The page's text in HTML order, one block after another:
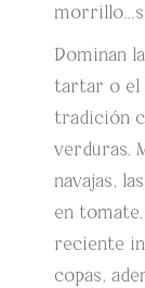
Dominan
tartar o el
tradición
verduras.
navajas,
en
reciente
copas,